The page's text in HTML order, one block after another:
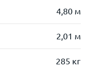
4,80 м
2,01 м
285 кг